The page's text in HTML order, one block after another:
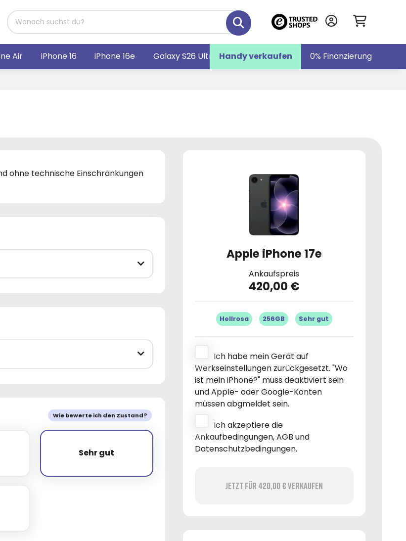
Handy verkaufen 0% Finanzierung
Air iPhone 16 iPhone 16e Galaxy S26 Ultra Galaxy S26 Galaxy Z Fold7
ohne technische Einschränkungen
Wie bewerte ich den Zustand?
Sehr gut
Sehr gut
Apple iPhone 17e
Ankaufspreis
420,00 €
Hellrosa 256GB Sehr gut
Ich habe mein Gerät auf
Werkseinstellungen zurückgesetzt. "Wo
ist mein iPhone?" muss deaktiviert sein
und Apple- oder Google-Konten
müssen abgmeldet sein.
Ich akzeptiere die
Ankaufbedingungen, AGB und
Datenschutzbedingungen.
Jetzt für 420,00 € verkaufen